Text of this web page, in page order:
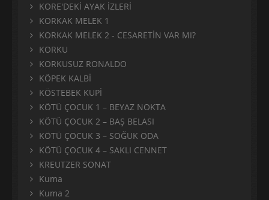
KORE'DEKİ AYAK İZLERİ
KORKAK MELEK 1
KORKAK MELEK 2 - CESARETİN VAR MI?
KORKU
KORKUSUZ RONALDO
KÖPEK KALBİ
KÖSTEBEK KUPİ
KÖTÜ ÇOCUK 1 – BEYAZ NOKTA
KÖTÜ ÇOCUK 2 – BAŞ BELASI
KÖTÜ ÇOCUK 3 – SOĞUK ODA
KÖTÜ ÇOCUK 4 – SAKLI CENNET
KREUTZER SONAT
Kuma
Kuma 2